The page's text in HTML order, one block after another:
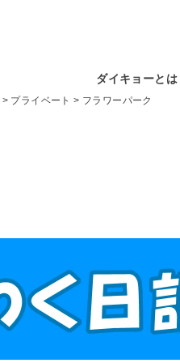
ダイキョーとは
> プライベート > フラワーパーク